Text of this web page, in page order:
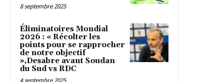
8 septembre 2025
Éliminatoires Mondial
2026 : « Récolter les
points pour se rapprocher
de notre objectif
»,Desabre avant Soudan
du Sud vs RDC
4 septembre 2025